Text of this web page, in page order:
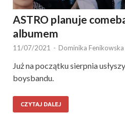
ASTRO planuje
albumem
11/07/2021 - Dominika Fenikowska
Już na początku sierpnia
boysbandu.
CZYTAJ DALEJ